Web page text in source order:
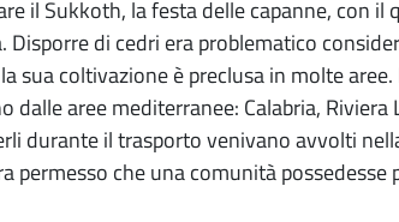
il Sukkoth, la festa delle capanne, con il
Disporre di cedri era problematico
sua coltivazione è preclusa in molte
dalle aree mediterranee: Calabria,
durante il trasporto venivano avvolti
permesso che una comunità